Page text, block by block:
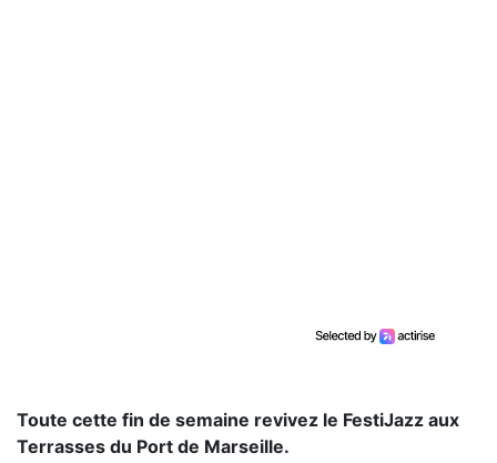
Toute cette fin de semaine revivez le FestiJazz aux
Terrasses du Port de Marseille.